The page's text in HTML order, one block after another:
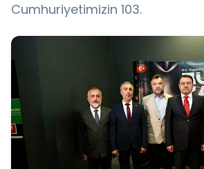
Cumhuriyetimizin 103.